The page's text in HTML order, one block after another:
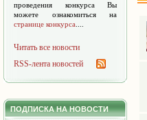
проведения конкурса Вы
можете ознакомиться на
странице конкурса
Читать все новости
RSS-лента новостей
ПОДПИСКА НА НОВОСТИ